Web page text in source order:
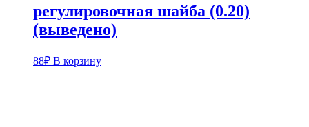
регулировочная шайба (0.20)
(выведено)
88₽ В корзину